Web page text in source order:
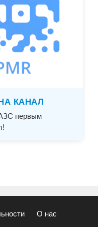
КАНАЛ
первым
О нас